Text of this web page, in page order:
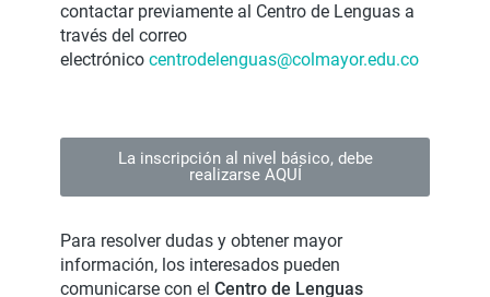
contactar previamente al Centro de Lenguas a
través del correo
electrónico centrodelenguas@colmayor.edu.co
La inscripción al nivel básico, debe
realizarse AQUÍ
Para resolver dudas y obtener mayor
información, los interesados pueden
comunicarse con el Centro de Lenguas